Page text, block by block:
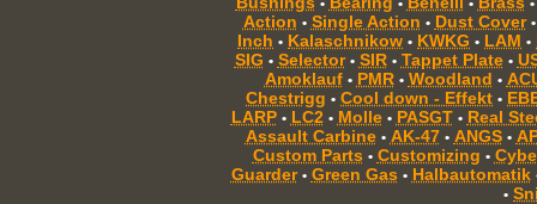
• • • •
Action • Single Action • Dust Cover •
Inch • Kalaschnikow • KWKG • LAM •
SIG • Selector • SIR • Tappet Plate •
Amoklauf • PMR • Woodland •
Chestrigg • Cool down - Effekt •
LARP • LC2 • Molle • PASGT • Real
Assault Carbine • AK-47 • ANGS •
Custom Parts • Customizing •
Guarder • Green Gas • Halbautomatik
•